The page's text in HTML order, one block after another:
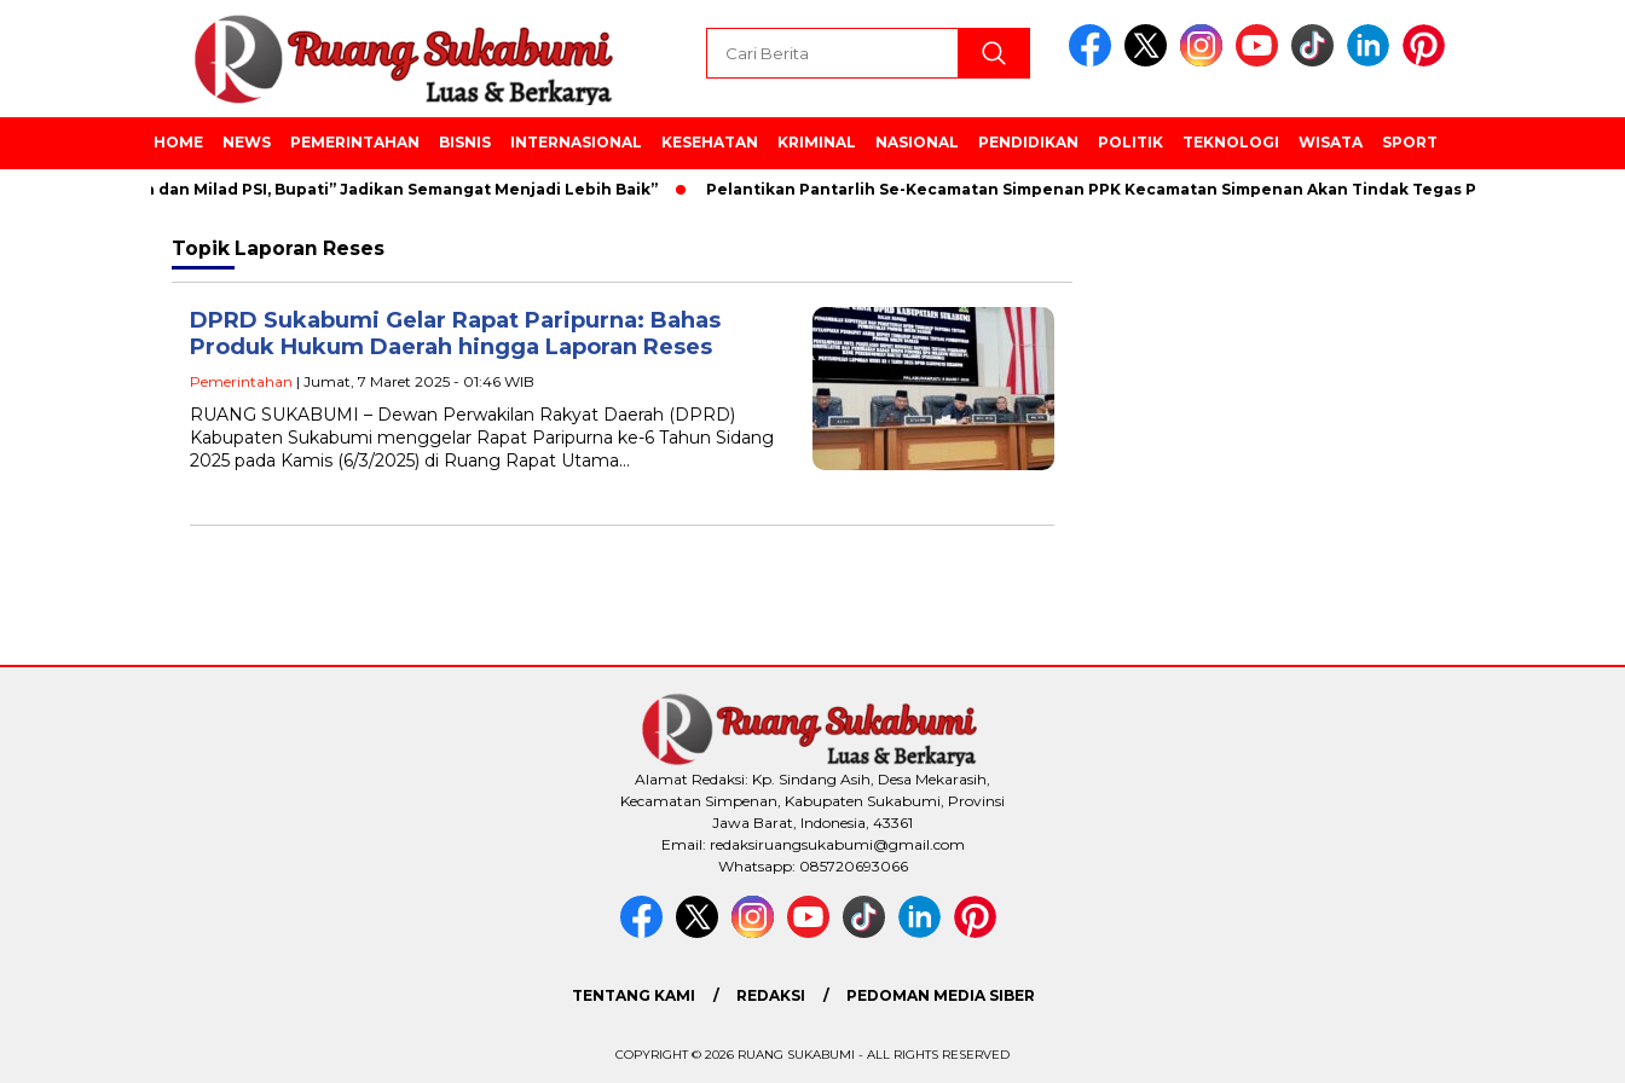
HOME NEWS PEMERINTAHAN BISNIS INTERNASIONAL KESEHATAN KRIMINAL NASIONAL PENDIDIKAN POLITIK TEKNOLOGI WISATA SPORT
Azainiyah dan Milad PSI, Bupati” Jadikan Semangat Menjadi Lebih Baik” Pelantikan Pantarlih Se-Kecamatan Simpenan PPK Kecamatan Simpenan Akan Tindak Tegas PANTARLIH Yang
Topik Laporan Reses
DPRD Sukabumi Gelar Rapat Paripurna: Bahas
Produk Hukum Daerah hingga Laporan Reses
Pemerintahan | Jumat, 7 Maret 2025 - 01:46 WIB
RUANG SUKABUMI – Dewan Perwakilan Rakyat Daerah (DPRD)
Kabupaten Sukabumi menggelar Rapat Paripurna ke-6 Tahun Sidang
2025 pada Kamis (6/3/2025) di Ruang Rapat Utama…
Alamat Redaksi: Kp. Sindang Asih, Desa Mekarasih,
Kecamatan Simpenan, Kabupaten Sukabumi, Provinsi
Jawa Barat, Indonesia, 43361
Email: redaksiruangsukabumi@gmail.com
Whatsapp: 085720693066
TENTANG KAMI REDAKSI PEDOMAN MEDIA SIBER
COPYRIGHT © 2026 RUANG SUKABUMI - ALL RIGHTS RESERVED